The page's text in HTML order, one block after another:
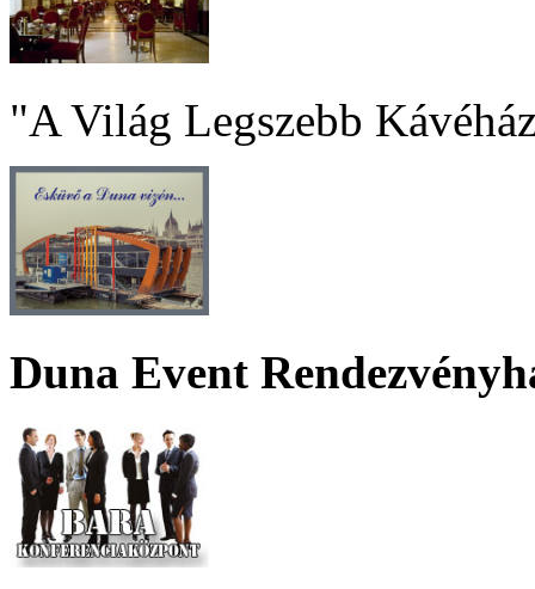
"A Világ Legszebb
Duna Event